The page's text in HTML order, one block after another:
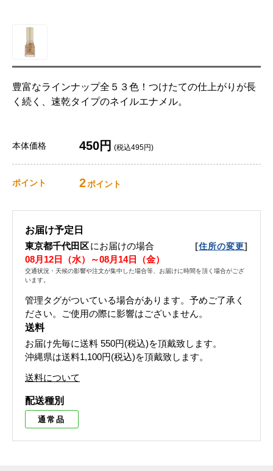
豊富なラインナップ全５３色！つけたての仕上がりが長
く続く、速乾タイプのネイルエナメル。
本体価格 450円 (税込495円)
ポイント 2ポイント
お届け予定日
東京都千代田区にお届けの場合 [住所の変更]
08月12日（水）～08月14日（金）
交通状況・天候の影響や注文が集中した場合等、お届けに時間を頂く場合がござ
います。
管理タグがついている場合があります。予めご了承く
ださい。ご使用の際に影響はございません。
送料
お届け先毎に送料 550円(税込)を頂戴致します。
沖縄県は送料1,100円(税込)を頂戴致します。
送料について
配送種別
通常品